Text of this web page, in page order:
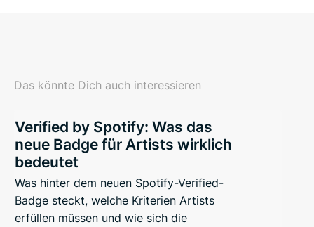
Das könnte Dich auch interessieren
Verified by Spotify: Was das
neue Badge für Artists wirklich
bedeutet
Was hinter dem neuen Spotify-Verified-
Badge steckt, welche Kriterien Artists
erfüllen müssen und wie sich die